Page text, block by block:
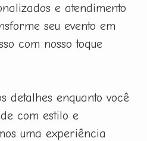
e atendimento
seu evento em
com nosso toque
detalhes enquanto você
com estilo e
uma experiência